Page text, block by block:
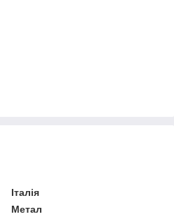
Італія
Метал